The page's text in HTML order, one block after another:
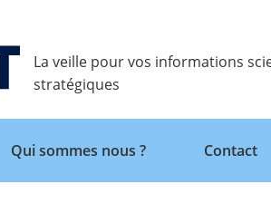
La veille pour vos informations
stratégiques
Retour
Qui sommes nous ? Contact